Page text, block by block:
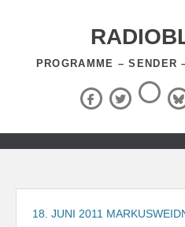
PROGRAMME – SENDER
Facebook
X
(Twitter)
Zum
springen
18. JUNI 2011